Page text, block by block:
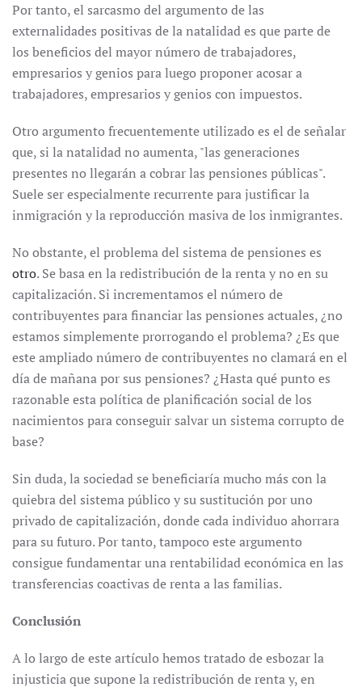
Por tanto, el sarcasmo del argumento de las
externalidades positivas de la natalidad es que parte de
los beneficios del mayor número de trabajadores,
empresarios y genios para luego proponer acosar a
trabajadores, empresarios y genios con impuestos.
Otro argumento frecuentemente utilizado es el de señalar
que, si la natalidad no aumenta, "las generaciones
presentes no llegarán a cobrar las pensiones públicas".
Suele ser especialmente recurrente para justificar la
inmigración y la reproducción masiva de los inmigrantes.
No obstante, el problema del sistema de pensiones es
otro. Se basa en la redistribución de la renta y no en su
capitalización. Si incrementamos el número de
contribuyentes para financiar las pensiones actuales, ¿no
estamos simplemente prorrogando el problema? ¿Es que
este ampliado número de contribuyentes no clamará en el
día de mañana por sus pensiones? ¿Hasta qué punto es
razonable esta política de planificación social de los
nacimientos para conseguir salvar un sistema corrupto de
base?
Sin duda, la sociedad se beneficiaría mucho más con la
quiebra del sistema público y su sustitución por uno
privado de capitalización, donde cada individuo ahorrara
para su futuro. Por tanto, tampoco este argumento
consigue fundamentar una rentabilidad económica en las
transferencias coactivas de renta a las familias.
Conclusión
A lo largo de este artículo hemos tratado de esbozar la
injusticia que supone la redistribución de renta y, en